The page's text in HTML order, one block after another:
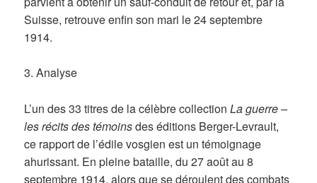
Suisse, retrouve enfin son mari le 24 septembre
1914.
3. Analyse
L’un des 33 titres de la célèbre collectionLa guerre –
les récits des témoinsdes éditions Berger-Levrault,
ce rapport de l’édile vosgien est un témoignage
ahurissant. En pleine bataille, du 27 août au 8
septembre 1914, alors que se déroulent des combats